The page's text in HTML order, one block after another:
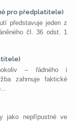
pro předplatitele)
představuje jeden z
čl. 36 odst. 1
– řádného i
zahrnuje faktické
jako nepřípustné ve